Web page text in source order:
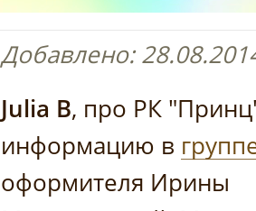
Добавлено:
Julia B, про РК
информацию в
оформителя Ирины